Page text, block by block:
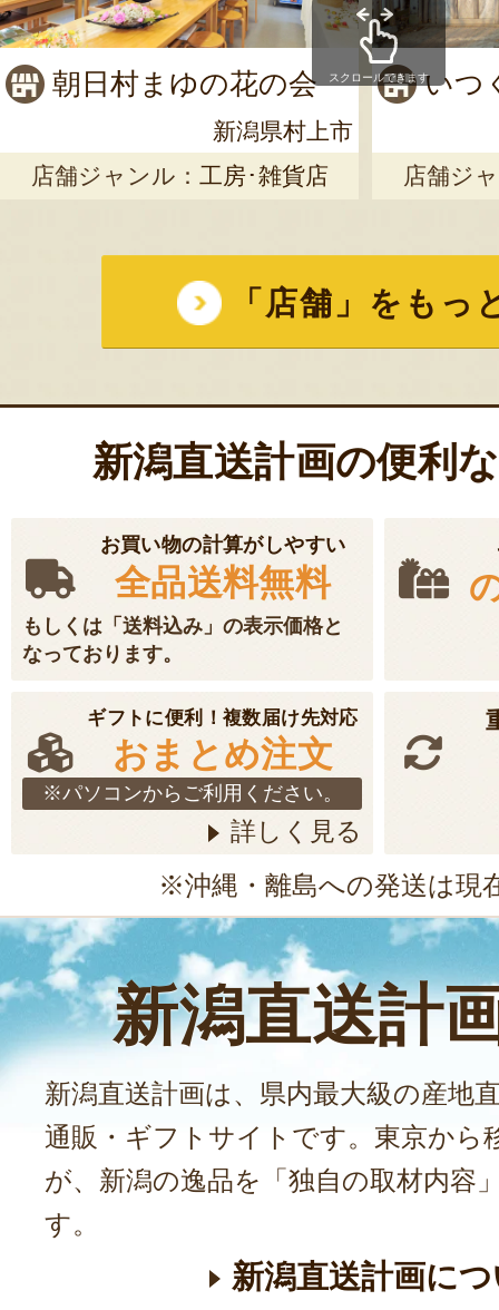
朝日村まゆの花の会
新潟県村上市
店舗ジャンル： 工房･雑貨店
いつ
店舗ジ
スクロールできます
「店舗」をもっ
新潟直送計画の便利
お買い物の計算がしやすい
全品送料無料
もしくは「送料込み」の表示価格と
なっております。
ギフトに便利！複数届け先対応
おまとめ注文
※パソコンからご利用ください。
詳しく見る
※沖縄・離島への発送は現
新潟直送計
新潟直送計画は、県内最大級の産地
通販・ギフトサイトです。東京から
が、新潟の逸品を「独自の取材内容
す。
新潟直送計画に